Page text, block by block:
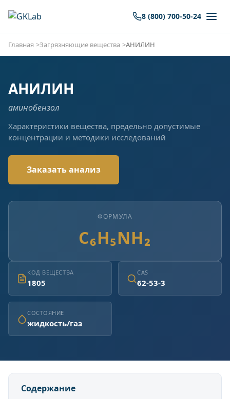
8 (800) 700-50-24
Главная Загрязняющие вещества АНИЛИН
АНИЛИН
аминобензол
Характеристики вещества, предельно допустимые
концентрации и методики исследований
Заказать анализ
ФОРМУЛА
C₆H₅NH₂
КОД ВЕЩЕСТВА
1805
CAS
62-53-3
СОСТОЯНИЕ
жидкость/газ
Содержание